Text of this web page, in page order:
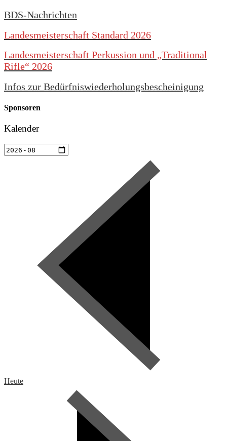
BDS-Nachrichten
Landesmeisterschaft Standard 2026
Landesmeisterschaft Perkussion und „Traditional
Rifle“ 2026
Infos zur Bedürfniswiederholungsbescheinigung
Sponsoren
Kalender
Heute